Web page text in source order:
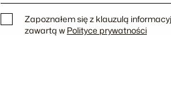
Zapoznałem się z klauzulą
zawartą w Polityce prywatności